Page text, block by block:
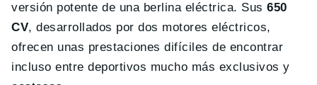
versión potente de una berlina eléctrica. Sus650
CV, desarrollados por dos motores eléctricos,
ofrecen unas prestaciones difíciles de encontrar
incluso entre deportivos mucho más exclusivos y